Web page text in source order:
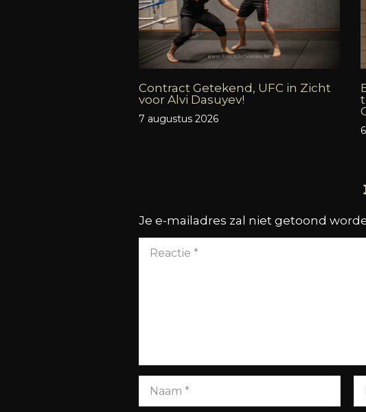
Contract Getekend, UFC in Zicht
voor Alvi Dasuyev!
7 augustus 2026
Je e-mailadres zal niet getoond